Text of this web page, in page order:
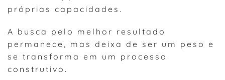
próprias capacidades.
A busca pelo melhor resultado
permanece, mas deixa de ser um peso e
se transforma em um processo
construtivo.